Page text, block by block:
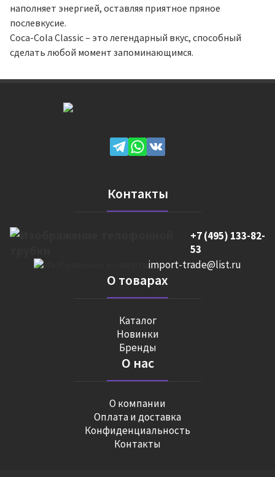
наполняет энергией, оставляя приятное пряное
послевкусие.
Coca-Cola Classic – это легендарный вкус, способный
сделать любой момент запоминающимся.
Контакты
+7 (495) 133-82-
53
import-trade@list.ru
О товарах
Каталог
Новинки
Бренды
О нас
О компании
Оплата и доставка
Конфиденциальность
Контакты